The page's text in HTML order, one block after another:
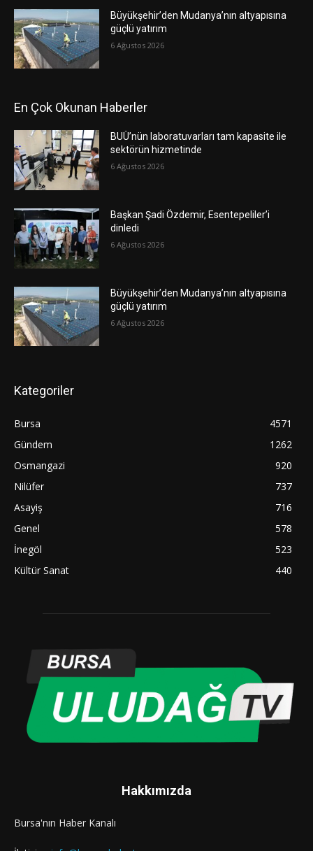
Büyükşehir’den Mudanya’nın altyapısına
güçlü yatırım
6 Ağustos 2026
En Çok Okunan Haberler
BUÜ’nün laboratuvarları tam kapasite ile
sektörün hizmetinde
6 Ağustos 2026
Başkan Şadi Özdemir, Esentepeliler’i
dinledi
6 Ağustos 2026
Büyükşehir’den Mudanya’nın altyapısına
güçlü yatırım
6 Ağustos 2026
Kategoriler
Bursa
4571
Gündem
1262
Osmangazi
920
Nilüfer
737
Asayiş
716
Genel
578
İnegöl
523
Kültür Sanat
440
Hakkımızda
Bursa'nın Haber Kanalı